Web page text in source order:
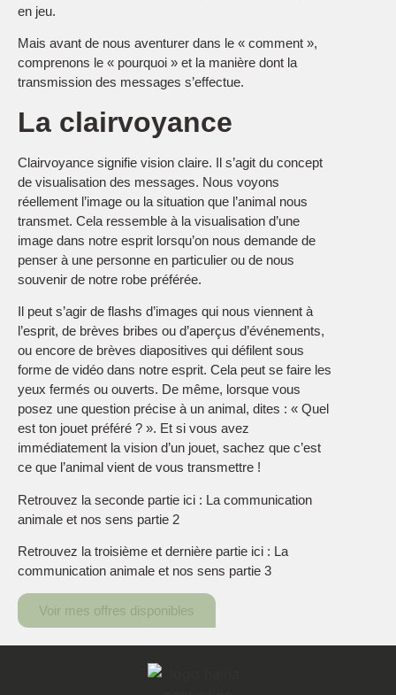
en jeu.
Mais avant de nous aventurer dans le « comment »,
comprenons le « pourquoi » et la manière dont la
transmission des messages s’effectue.
La clairvoyance
Clairvoyance signifie vision claire. Il s’agit du concept
de visualisation des messages. Nous voyons
réellement l’image ou la situation que l’animal nous
transmet. Cela ressemble à la visualisation d’une
image dans notre esprit lorsqu’on nous demande de
penser à une personne en particulier ou de nous
souvenir de notre robe préférée.
Il peut s’agir de flashs d’images qui nous viennent à
l’esprit, de brèves bribes ou d’aperçus d’événements,
ou encore de brèves diapositives qui défilent sous
forme de vidéo dans notre esprit. Cela peut se faire les
yeux fermés ou ouverts. De même, lorsque vous
posez une question précise à un animal, dites : « Quel
est ton jouet préféré ? ». Et si vous avez
immédiatement la vision d’un jouet, sachez que c’est
ce que l’animal vient de vous transmettre !
Retrouvez la seconde partie ici : La communication
animale et nos sens partie 2
Retrouvez la troisième et dernière partie ici : La
communication animale et nos sens partie 3
Voir mes offres disponibles